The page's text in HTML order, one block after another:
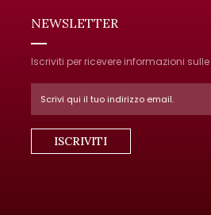
NEWSLETTER
Iscriviti per ricevere informazioni
ISCRIVITI